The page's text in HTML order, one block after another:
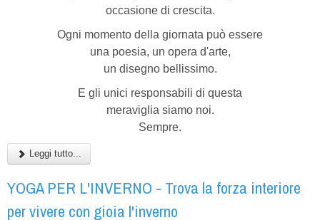
occasione di crescita.
Ogni momento della giornata può essere
una poesia, un opera d'arte,
un disegno bellissimo.
E gli unici responsabili di questa
meraviglia siamo noi.
Sempre.
Leggi tutto...
YOGA PER L'INVERNO - Trova la forza interiore
per vivere con gioia l'inverno